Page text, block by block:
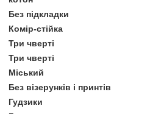
Без підкладки
Комір-стійка
Три чверті
Три чверті
Міський
Без візерунків і принтів
Гудзики